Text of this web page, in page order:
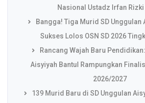
Nasional Ustadz Irfan Rizki
Bangga! Tiga Murid SD Unggulan
Sukses Lolos OSN SD 2026
Rancang Wajah Baru
Aisyiyah Bantul Rampungkan
2026/2027
139 Murid Baru di SD Unggulan